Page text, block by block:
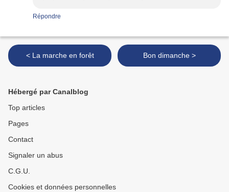
Répondre
< La marche en forêt Bon dimanche >
Hébergé par Canalblog
Top articles
Pages
Contact
Signaler un abus
C.G.U.
Cookies et données personnelles